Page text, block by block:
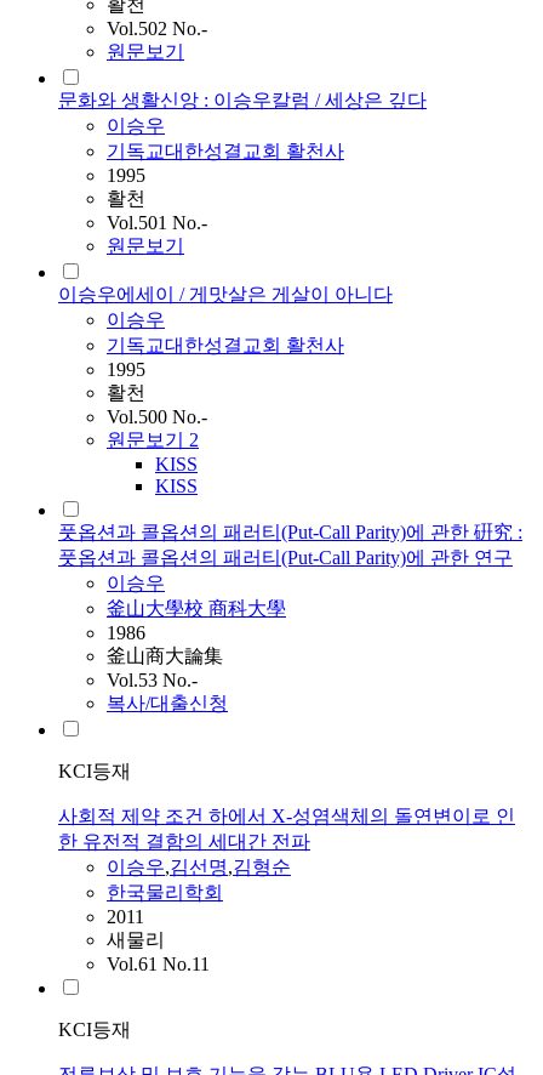
활천
Vol.502 No.-
원문보기
문화와 생활신앙 : 이승우칼럼 / 세상은 깊다
이승우
기독교대한성결교회 활천사
1995
활천
Vol.501 No.-
원문보기
이승우에세이 / 게맛살은 게살이 아니다
이승우
기독교대한성결교회 활천사
1995
활천
Vol.500 No.-
원문보기 2
KISS
KISS
풋옵션과 콜옵션의 패러티(Put-Call Parity)에 관한 硏究 :
풋옵션과 콜옵션의 패러티(Put-Call Parity)에 관한 연구
이승우
釜山大學校 商科大學
1986
釜山商大論集
Vol.53 No.-
복사/대출신청
KCI등재
사회적 제약 조건 하에서 X-성염색체의 돌연변이로 인
한 유전적 결함의 세대간 전파
이승우,김선명,김형순
한국물리학회
2011
새물리
Vol.61 No.11
KCI등재